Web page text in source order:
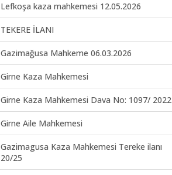
Lefkoşa kaza mahkemesi 12.05.2026
TEKERE İLANI
Gazimağusa Mahkeme 06.03.2026
Girne Kaza Mahkemesi
Girne Kaza Mahkemesi Dava No: 1097/ 2022
Girne Aile Mahkemesi
Gazimagusa Kaza Mahkemesi Tereke ilanı
20/25